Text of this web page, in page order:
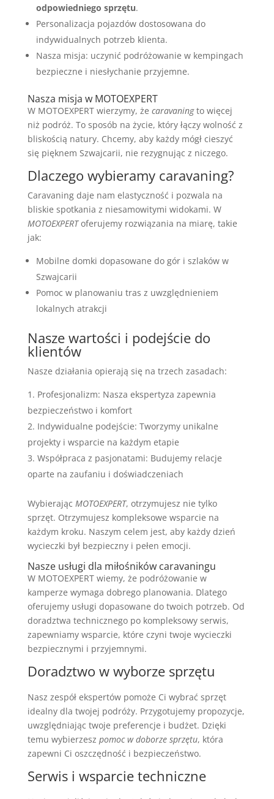
odpowiedniego sprzętu.
Personalizacja pojazdów dostosowana do
indywidualnych potrzeb klienta.
Nasza misja: uczynić podróżowanie w kempingach
bezpieczne i niesłychanie przyjemne.
Nasza misja w MOTOEXPERT
W MOTOEXPERT wierzymy, że caravaningto więcej
niż podróż. To sposób na życie, który łączy wolność z
bliskością natury. Chcemy, aby każdy mógł cieszyć
się pięknem Szwajcarii, nie rezygnując z niczego.
Dlaczego wybieramy caravaning?
Caravaning daje nam elastyczność i pozwala na
bliskie spotkania z niesamowitymi widokami. W
MOTOEXPERToferujemy rozwiązania na miarę, takie
jak:
Mobilne domki dopasowane do gór i szlaków w
Szwajcarii
Pomoc w planowaniu tras z uwzględnieniem
lokalnych atrakcji
Nasze wartości i podejście do
klientów
Nasze działania opierają się na trzech zasadach:
Profesjonalizm: Nasza ekspertyza zapewnia
bezpieczeństwo i komfort
Indywidualne podejście: Tworzymy unikalne
projekty i wsparcie na każdym etapie
Współpraca z pasjonatami: Budujemy relacje
oparte na zaufaniu i doświadczeniach
Wybierając MOTOEXPERT, otrzymujesz nie tylko
sprzęt. Otrzymujesz kompleksowe wsparcie na
każdym kroku. Naszym celem jest, aby każdy dzień
wycieczki był bezpieczny i pełen emocji.
Nasze usługi dla miłośników caravaningu
W MOTOEXPERT wiemy, że podróżowanie w
kamperze wymaga dobrego planowania. Dlatego
oferujemy usługi dopasowane do twoich potrzeb. Od
doradztwa technicznego po kompleksowy serwis,
zapewniamy wsparcie, które czyni twoje wycieczki
bezpiecznymi i przyjemnymi.
Doradztwo w wyborze sprzętu
Nasz zespół ekspertów pomoże Ci wybrać sprzęt
idealny dla twojej podróży. Przygotujemy propozycje,
uwzględniając twoje preferencje i budżet. Dzięki
temu wybierzesz pomoc w doborze sprzętu, która
zapewni Ci oszczędność i bezpieczeństwo.
Serwis i wsparcie techniczne